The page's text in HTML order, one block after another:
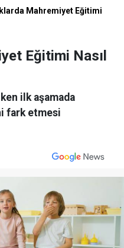
Mahremiyet Eğitimi
Eğitimi Nasıl
ilk aşamada
fark etmesi